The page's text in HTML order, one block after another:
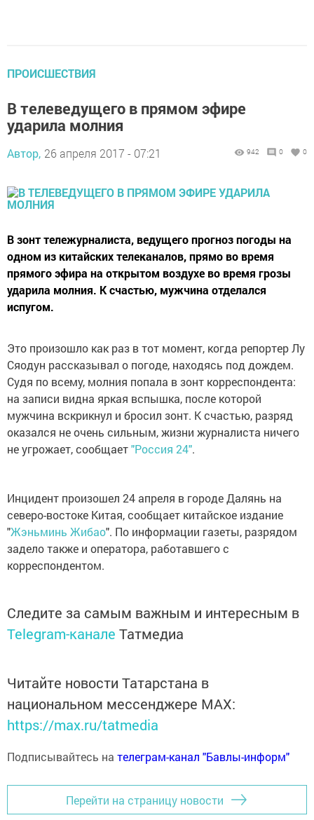
ПРОИСШЕСТВИЯ
В телеведущего в прямом эфире
ударила молния
Автор, 26 апреля 2017 - 07:21 942 0 0
В зонт тележурналиста, ведущего прогноз погоды на
одном из китайских телеканалов, прямо во время
прямого эфира на открытом воздухе во время грозы
ударила молния. К счастью, мужчина отделался
испугом.
Это произошло как раз в тот момент, когда репортер Лу
Сяодун рассказывал о погоде, находясь под дождем.
Судя по всему, молния попала в зонт корреспондента:
на записи видна яркая вспышка, после которой
мужчина вскрикнул и бросил зонт. К счастью, разряд
оказался не очень сильным, жизни журналиста ничего
не угрожает, сообщает"Россия 24".
Инцидент произошел 24 апреля в городе Далянь на
северо-востоке Китая, сообщает китайское издание
"Жэньминь Жибао". По информации газеты, разрядом
задело также и оператора, работавшего с
корреспондентом.
Следите за самым важным и интересным в
Telegram-канале Татмедиа
Читайте новости Татарстана в
национальном мессенджере MАХ:
https://max.ru/tatmedia
Подписывайтесь на телеграм-канал "Бавлы-информ"
Перейти на страницу новости